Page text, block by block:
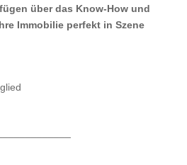
über das Know-How und
Immobilie perfekt in Szene